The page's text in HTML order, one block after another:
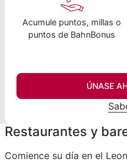
Acumule puntos, millas o
puntos de BahnBonus
ÚNASE
Restaurantes y
Comience su día en el